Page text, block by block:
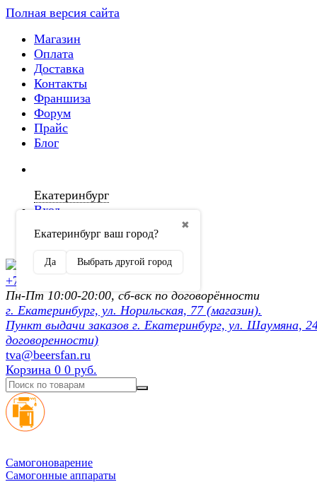
Полная версия сайта
Магазин
Оплата
Доставка
Контакты
Франшиза
Форум
Прайс
Блог
Екатеринбург
✖
Екатеринбург ваш город?
Да Выбрать другой город
Вход
Регистрация
+7 (902) 872-54-70
Пн-Пт 10:00-20:00, сб-вск по договорённости
г. Екатеринбург, ул. Норильская, 77 (магазин).
Пункт выдачи заказов г. Екатеринбург, ул. Шаумяна,
договоренности)
tva@beersfan.ru
Корзина 0 0 руб.
Cамогоноварение
Самогонные аппараты